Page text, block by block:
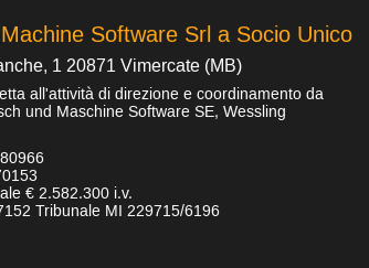
Software Srl a Socio Unico
1 20871 Vimercate (MB)
all'attività di direzione e coordinamento da
und Maschine Software SE, Wessling
€ 2.582.300 i.v.
Tribunale MI 229715/6196